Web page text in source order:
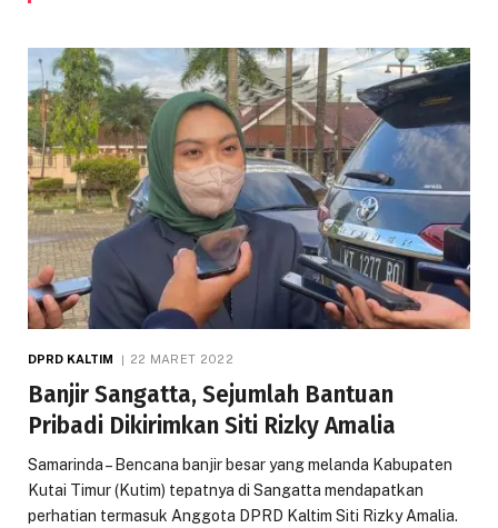
DPRD KALTIM 22 MARET 2022
Banjir Sangatta, Sejumlah Bantuan
Pribadi Dikirimkan Siti Rizky Amalia
Samarinda – Bencana banjir besar yang melanda Kabupaten
Kutai Timur (Kutim) tepatnya di Sangatta mendapatkan
perhatian termasuk Anggota DPRD Kaltim Siti Rizky Amalia.